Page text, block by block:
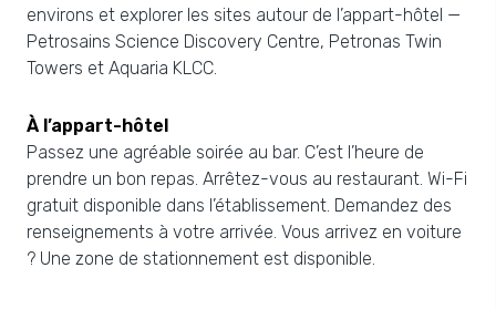
environs et explorer les sites autour de l’appart-hôtel —
Petrosains Science Discovery Centre, Petronas Twin
Towers et Aquaria KLCC.
À l’appart-hôtel
Passez une agréable soirée au bar. C’est l’heure de
prendre un bon repas. Arrêtez-vous au restaurant. Wi-Fi
gratuit disponible dans l’établissement. Demandez des
renseignements à votre arrivée. Vous arrivez en voiture
? Une zone de stationnement est disponible.